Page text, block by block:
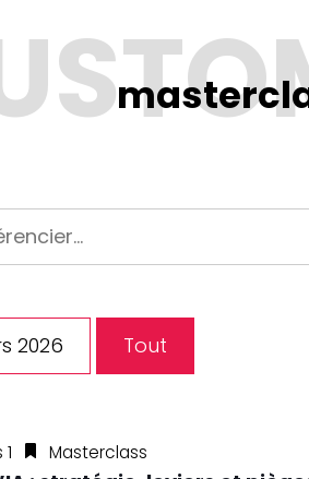
2026 Tout
Masterclass